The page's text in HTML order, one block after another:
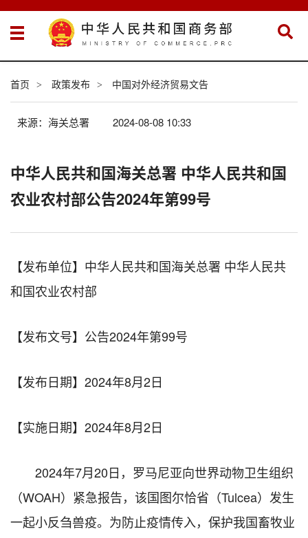
首页 > 政策发布 > 中国对外经济贸易文告
来源：海关总署 2024-08-08 10:33
中华人民共和国海关总署 中华人民共和国
农业农村部公告2024年第99号
【发布单位】中华人民共和国海关总署 中华人民共
和国农业农村部
【发布文号】公告2024年第99号
【发布日期】2024年8月2日
【实施日期】2024年8月2日
2024年7月20日，罗马尼亚向世界动物卫生组织
（WOAH）紧急报告，该国图尔恰省（Tulcea）发生
一起小反刍兽疫。为防止疫情传入，保护我国畜牧业